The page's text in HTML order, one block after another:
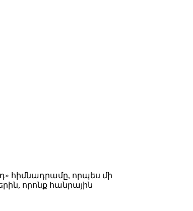
հիմնադրամը, որպես մի
որոնք հանրային